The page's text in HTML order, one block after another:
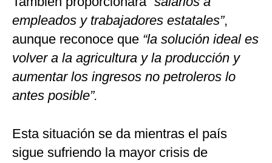
empleados y trabajadores estatales”,
aunque reconoce que “la solución ideal es
volver a la agricultura y la producción y
aumentar los ingresos no petroleros lo
antes posible”.
Esta situación se da mientras el país
sigue sufriendo la mayor crisis de